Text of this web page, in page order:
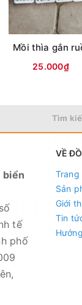
Mồi thìa gắn
25.000₫
Tìm
biển
tế
phố
VỀ
Trang
Sản
Giới
Tin